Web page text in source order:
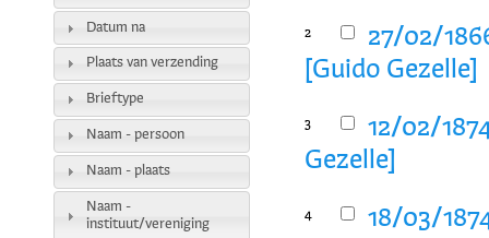
2
27/02/
[Guido Gezelle]
3
12/02/
Gezelle]
4
18/03/
Datum na
Plaats van verzending
Brieftype
Naam - persoon
Naam - plaats
Naam -
instituut/vereniging